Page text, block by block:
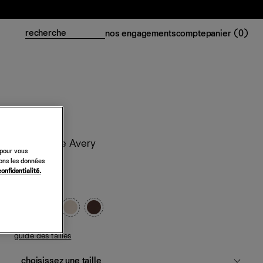
nos engagementscomptepanier (0)
Top en soie Avery
228 €
guide des tailles
vous
les données